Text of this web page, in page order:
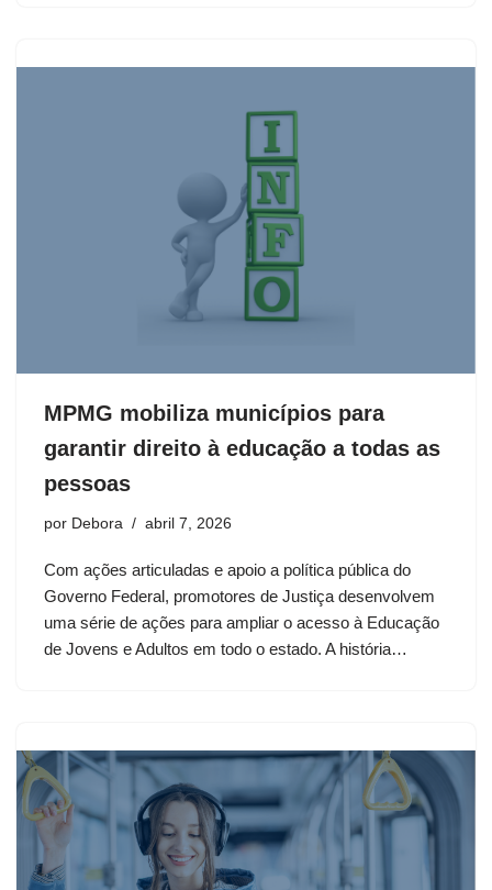
MPMG mobiliza municípios para
garantir direito à educação a todas as
pessoas
por Debora abril 7, 2026
Com ações articuladas e apoio a política pública do
Governo Federal, promotores de Justiça desenvolvem
uma série de ações para ampliar o acesso à Educação
de Jovens e Adultos em todo o estado. A história…